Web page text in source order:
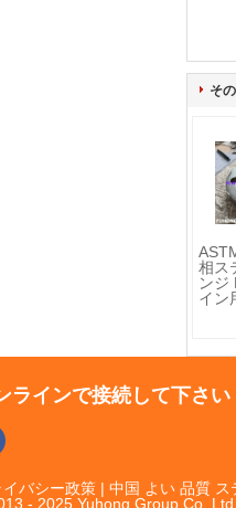
そ
相ス
ンジ
イン
ラインで接続して下さい
イバシー政策 | 中国 よい 品質 ス
- 2025 Yuhong Group